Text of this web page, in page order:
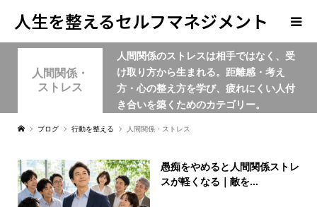
人生を整えるセルフマネジメント
人間関係・
ストレス
人間関係のストレスは相手ではなく、受
け取り方から生まれる。距離感・考え
方・心の整え方を学び、疲れにくい人付
き合いを築くためのカテゴリー。
ブログ 行動を整える 人間関係・ストレス
愚痴をやめると人間関係ストレ
スが軽くなる｜敵を...